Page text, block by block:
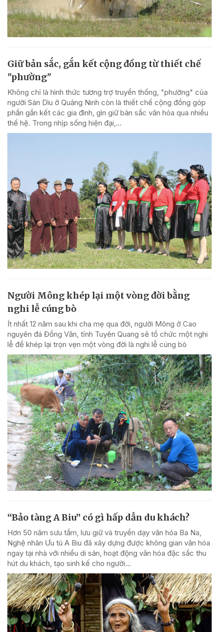
Giữ bản sắc, gắn kết cộng đồng từ thiết chế
"phường"
Không chỉ là hình thức tương trợ truyền thống, "phường" của
người Sán Dìu ở Quảng Ninh còn là thiết chế cộng đồng góp
phần gắn kết các gia đình, gìn giữ bản sắc văn hóa qua nhiều
thế hệ. Trong nhịp sống hiện đại,...
Người Mông khép lại một vòng đời bằng
nghi lễ cúng bò
Ít nhất 12 năm sau khi cha mẹ qua đời, người Mông ở Cao
nguyên đá Đồng Văn, tỉnh Tuyên Quang sẽ tổ chức một nghi
lễ để khép lại trọn vẹn một vòng đời là nghi lễ cúng bò
“Bảo tàng A Biu” có gì hấp dẫn du khách?
Hơn 50 năm sưu tầm, lưu giữ và truyền dạy văn hóa Ba Na,
Nghệ nhân Ưu tú A Biu đã xây dựng được không gian văn hóa
ngay tại nhà với nhiều di sản, hoạt động văn hóa đặc sắc thu
hút du khách, tạo sinh kế cho người...